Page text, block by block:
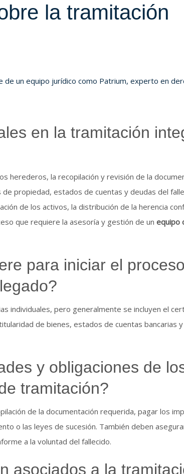
la tramitación
un equipo jurídico como Patrium, experto en
en la tramitación
herederos, la recopilación y revisión de la
propiedad, estados de cuentas y deudas del
de los activos, la distribución de la herencia
que requiere la asesoría y gestión de un equipo
para iniciar el
individuales, pero generalmente se incluyen el
de bienes, estados de cuentas bancarias
y obligaciones de
tramitación?
de la documentación requerida, pagar los
o las leyes de sucesión. También deben
a la voluntad del fallecido.
asociados a la